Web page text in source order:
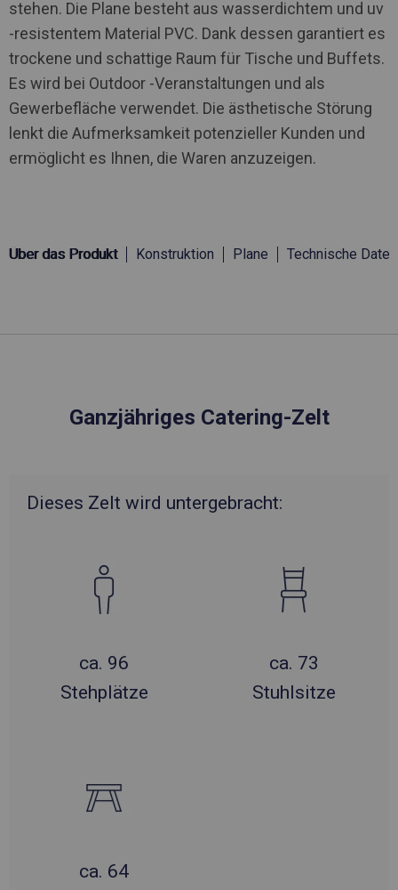
stehen. Die Plane besteht aus wasserdichtem und uv
-resistentem Material PVC. Dank dessen garantiert es
trockene und schattige Raum für Tische und Buffets.
Es wird bei Outdoor -Veranstaltungen und als
Gewerbefläche verwendet. Die ästhetische Störung
lenkt die Aufmerksamkeit potenzieller Kunden und
ermöglicht es Ihnen, die Waren anzuzeigen.
Über das Produkt Konstruktion Plane Technische Daten
Ganzjähriges Catering-Zelt
Dieses Zelt wird untergebracht:
ca. 96
Stehplätze
ca. 73
Stuhlsitze
ca. 64